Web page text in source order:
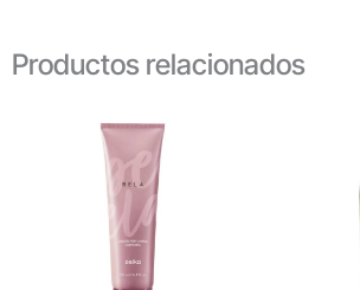
Productos relacionados